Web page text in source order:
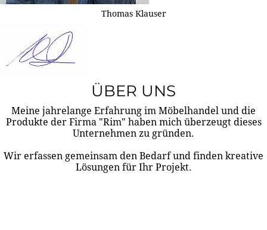
Thomas Klauser
ÜBER UNS
Meine jahrelange Erfahrung im Möbelhandel und die
Produkte der Firma "Rim" haben mich überzeugt dieses
Unternehmen zu gründen.
Wir erfassen gemeinsam den Bedarf und finden kreative
Lösungen für Ihr Projekt.